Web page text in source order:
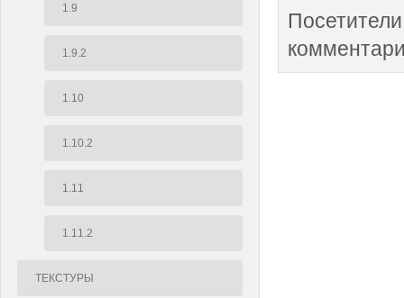
1.9
1.9.2
1.10
1.10.2
1.11
1.11.2
ТЕКСТУРЫ